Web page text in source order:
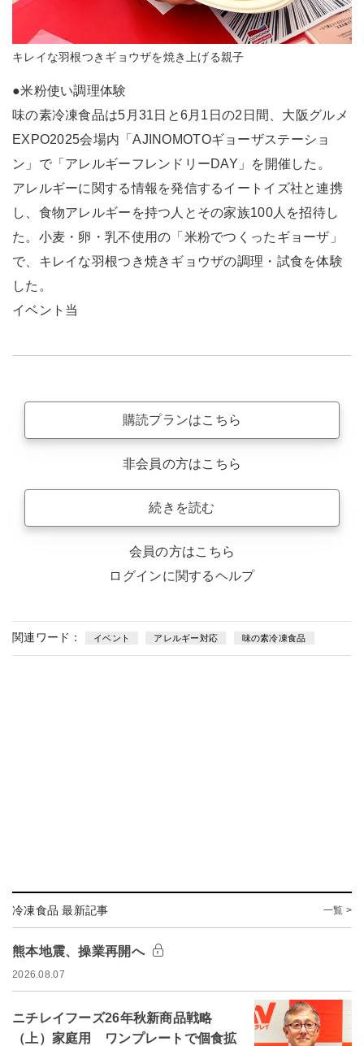
キレイな羽根つきギョウザを焼き上げる親子
●米粉使い調理体験
味の素冷凍食品は5月31日と6月1日の2日間、大阪グルメ
EXPO2025会場内「AJINOMOTOギョーザステーショ
ン」で「アレルギーフレンドリーDAY」を開催した。
アレルギーに関する情報を発信するイートイズ社と連携
し、食物アレルギーを持つ人とその家族100人を招待し
た。小麦・卵・乳不使用の「米粉でつくったギョーザ」
で、キレイな羽根つき焼きギョウザの調理・試食を体験
した。
イベント当
購読プランはこちら
非会員の方はこちら
続きを読む
会員の方はこちら
ログインに関するヘルプ
関連ワード： イベント アレルギー対応 味の素冷凍食品
冷凍食品 最新記事 一覧 >
熊本地震、操業再開へ
2026.08.07
ニチレイフーズ26年秋新商品戦略
（上）家庭用 ワンプレートで個食拡